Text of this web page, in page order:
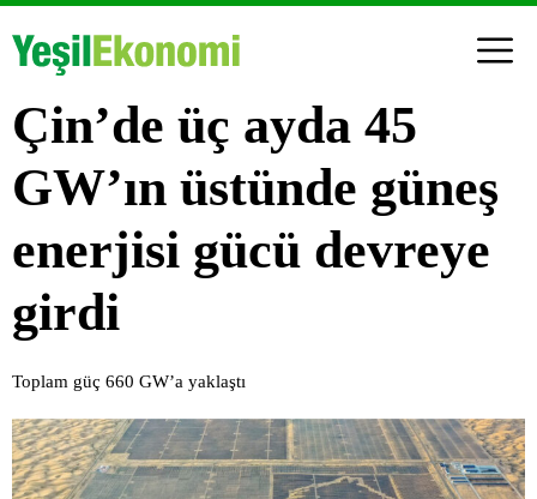
Çin’de üç ayda 45
GW’ın üstünde güneş
enerjisi gücü devreye
girdi
Toplam güç 660 GW’a yaklaştı